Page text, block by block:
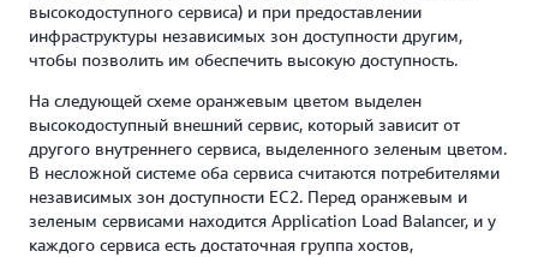
высокодоступного сервиса) и при предоставлении
инфраструктуры независимых зон доступности другим,
чтобы позволить им обеспечить высокую доступность.
На следующей схеме оранжевым цветом выделен
высокодоступный внешний сервис, который зависит от
другого внутреннего сервиса, выделенного зеленым цветом.
В несложной системе оба сервиса считаются потребителями
независимых зон доступности EC2. Перед оранжевым и
зеленым сервисами находится Application Load Balancer, и у
каждого сервиса есть достаточная группа хостов,